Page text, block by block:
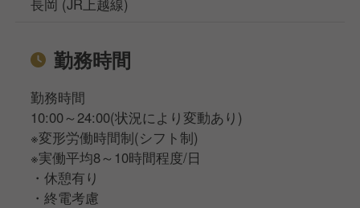
長岡 (JR上越線)
勤務時間
勤務時間
10:00～24:00(状況により変動あり)
※変形労働時間制(シフト制)
※実働平均8～10時間程度/日
・休憩有り
・終電考慮